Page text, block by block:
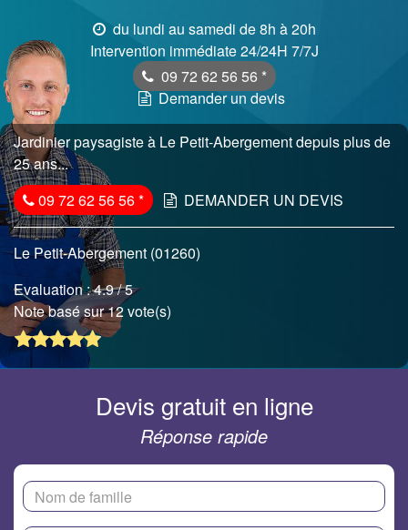
du lundi au samedi de 8h à 20h
Intervention immédiate 24/24H 7/7J
09 72 62 56 56 *
Demander un devis
Jardinier paysagiste à Le Petit-Abergement depuis plus de
25 ans...
09 72 62 56 56* DEMANDER UN DEVIS
Le Petit-Abergement (01260)
Evaluation :4.9/ 5
Note basé sur 12 vote(s)
Devis gratuit en ligne
Réponse rapide